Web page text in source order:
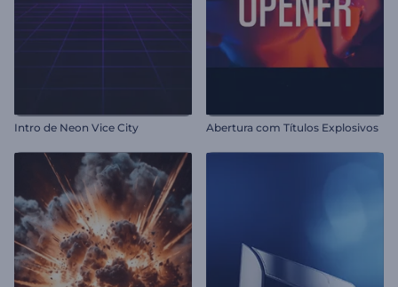
Intro de Neon Vice City Abertura com Títulos Explosivos